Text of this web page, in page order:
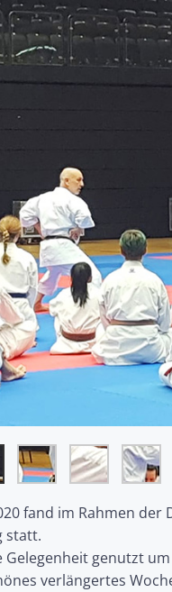
fand im Rahmen
statt.
Gelegenheit genutzt
verlängertes